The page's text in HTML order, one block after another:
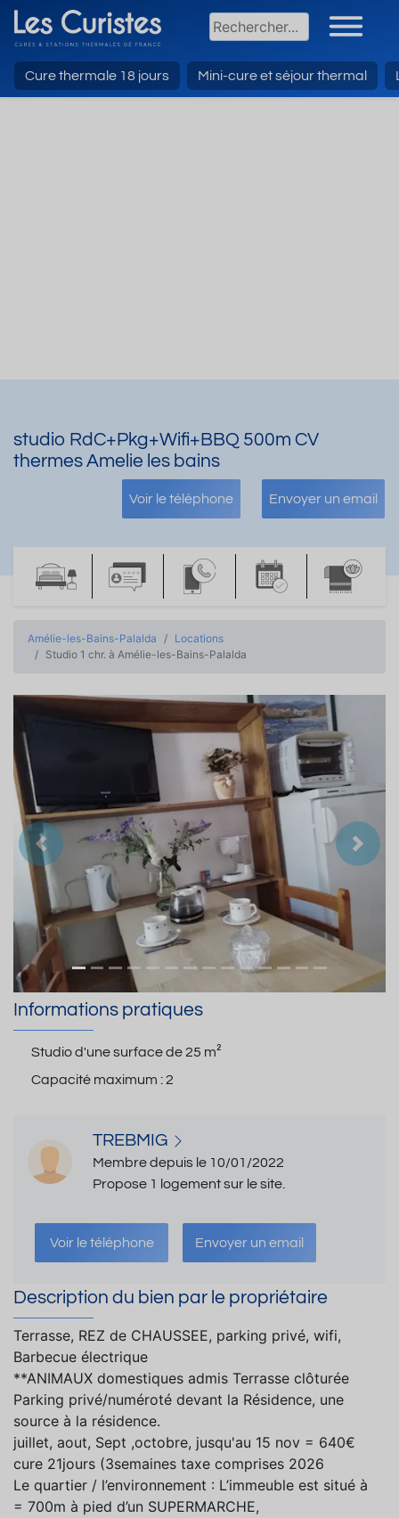
Cure thermale 18 jours Mini-cure et séjour thermal
studio RdC+Pkg+Wifi+BBQ 500m CV
thermes Amelie les bains
Voir le téléphone Envoyer un email
Amélie-les-Bains-Palalda
Locations
Studio 1 chr. à Amélie-les-Bains-Palalda
Précedent
Informations pratiques
Studio d'une surface de25 m²
Capacité maximum :2
TREBMIG
Membre depuis le 10/01/2022
Propose 1 logement sur le site.
Voir le téléphone Envoyer un email
Description du bien par le propriétaire
Terrasse, REZ de CHAUSSEE, parking privé, wifi,
Barbecue électrique
**ANIMAUX domestiques admis Terrasse clôturée
Parking privé/numéroté devant la Résidence, une
source à la résidence.
juillet, aout, Sept ,octobre, jusqu'au 15 nov = 640€
cure 21jours (3semaines taxe comprises 2026
Le quartier / l’environnement : L’immeuble est situé à
= 700m à pied d’un SUPERMARCHE,